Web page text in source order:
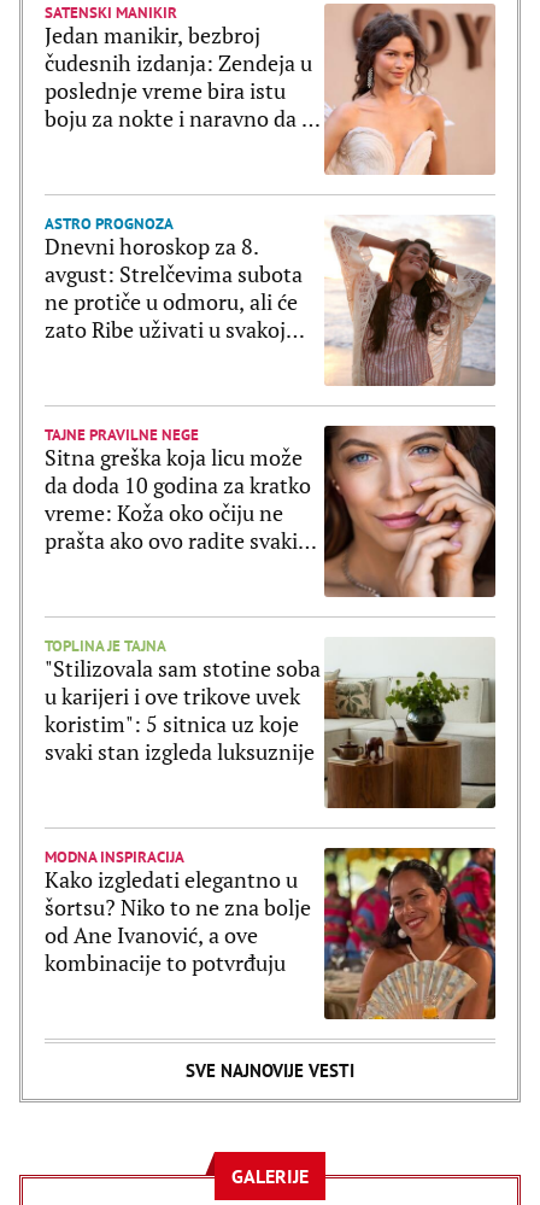
SATENSKI MANIKIR
Jedan manikir, bezbroj
čudesnih izdanja: Zendeja u
poslednje vreme bira istu
boju za nokte i naravno da je
ASTRO PROGNOZA
Dnevni horoskop za 8.
avgust: Strelčevima subota
ne protiče u odmoru, ali će
zato Ribe uživati u svakoj
TAJNE PRAVILNE NEGE
Sitna greška koja licu može
da doda 10 godina za kratko
vreme: Koža oko očiju ne
prašta ako ovo radite svaki
TOPLINA JE TAJNA
"Stilizovala sam stotine soba
u karijeri i ove trikove uvek
koristim": 5 sitnica uz koje
svaki stan izgleda luksuznije
MODNA INSPIRACIJA
Kako izgledati elegantno u
šortsu? Niko to ne zna bolje
od Ane Ivanović, a ove
kombinacije to potvrđuju
SVE NAJNOVIJE VESTI
GALERIJE